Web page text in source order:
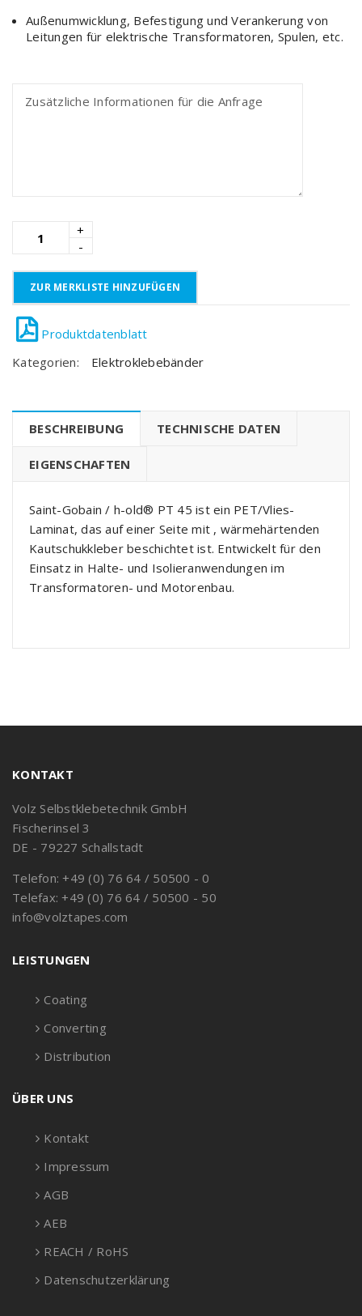
Außenumwicklung, Befestigung und Verankerung von
Leitungen für elektrische Transformatoren, Spulen, etc.
ZUR MERKLISTE HINZUFÜGEN
Kategorien: Elektroklebebänder
BESCHREIBUNG TECHNISCHE DATEN
EIGENSCHAFTEN
Saint-Gobain / h-old® PT 45 ist ein PET/Vlies-
Laminat, das auf einer Seite mit , wärmehärtenden
Kautschukkleber beschichtet ist. Entwickelt für den
Einsatz in Halte- und Isolieranwendungen im
Transformatoren- und Motorenbau.
KONTAKT
Volz Selbstklebetechnik GmbH
Fischerinsel 3
DE - 79227 Schallstadt
Telefon: +49 (0) 76 64 / 50500 - 0
Telefax: +49 (0) 76 64 / 50500 - 50
info@volztapes.com
LEISTUNGEN
Coating
Converting
Distribution
ÜBER UNS
Kontakt
Impressum
AGB
AEB
REACH / RoHS
Datenschutzerklärung